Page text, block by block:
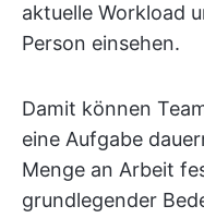
aktuelle Workload
Person einsehen.
Damit können
eine Aufgabe
Menge an Arbeit
grundlegender